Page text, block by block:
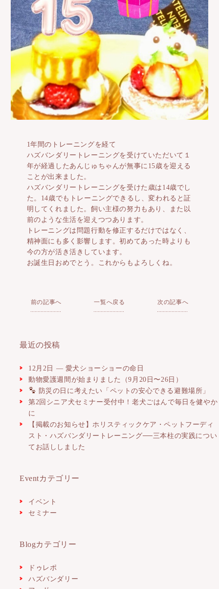
1年間のトレーニングを経て
ハズバンダリートレーニングを受けていただいて１
年が経過したあんじゅちゃんが無事に15歳を迎える
ことが出来ました。
ハズバンダリートレーニングを受けた歳は14歳でし
た。14歳でもトレーニングできるし、変われると証
明してくれました。飼い主様の努力もあり、また以
前のような生活を迎えつつあります。
トレーニングは問題行動を修正するだけではなく、
精神面にも多く影響します。初めてあった時よりも
今の方が活き活きしています。
お誕生日おめでとう。これからもよろしくね。
前の記事へ 一覧へ戻る 次の記事へ
最近の投稿
12月2日 ― 愛犬ショーショーの命日
動物愛護週間が始まりました（9月20日〜26日）
防災の日に考えたい「ペットの安心できる避難場所」
第2回シニア犬セミナー受付中！老犬ごはんで毎日を健やか
に
【掲載のお知らせ】ホリスティックケア・ペットフーディ
スト・ハズバンダリートレーニング──三本柱の実践につい
てお話ししました
Eventカテゴリー
イベント
セミナー
Blogカテゴリー
ドゥレポ
ハズバンダリー